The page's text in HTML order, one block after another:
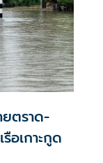
ตราด-
อเกาะกูด